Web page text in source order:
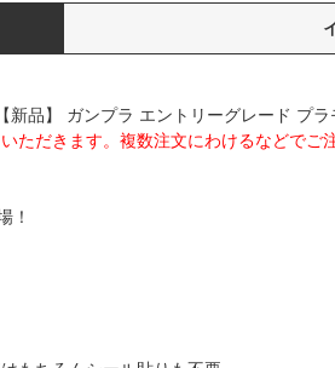
品】 ガンプラ エントリーグレード プラ
ただきます。複数注文にわけるなどでご
！